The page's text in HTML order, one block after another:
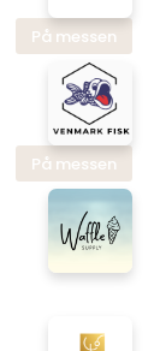
På messen
På messen